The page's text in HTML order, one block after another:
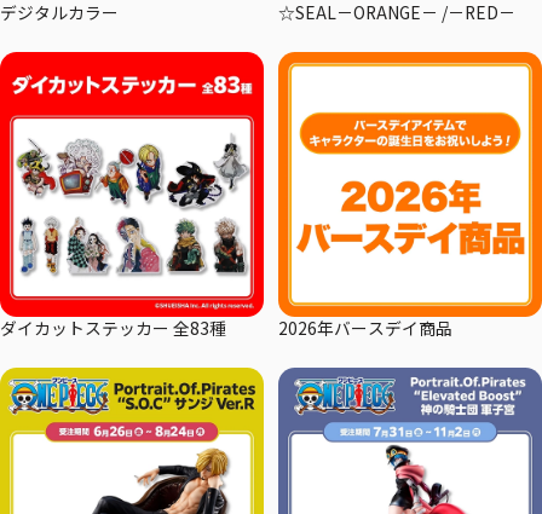
デジタルカラー
☆SEAL－ORANGE－ /－RED－
ダイカットステッカー 全83種 2026年バースデイ商品